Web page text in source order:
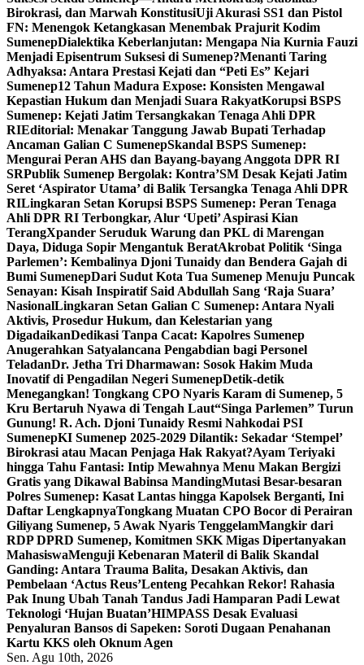
Birokrasi, dan Marwah KonstitusiUji Akurasi SS1 dan Pistol
FN: Menengok Ketangkasan Menembak Prajurit Kodim
SumenepDialektika Keberlanjutan: Mengapa Nia Kurnia Fauzi
Menjadi Episentrum Suksesi di Sumenep?Menanti Taring
Adhyaksa: Antara Prestasi Kejati dan “Peti Es” Kejari
Sumenep12 Tahun Madura Expose: Konsisten Mengawal
Kepastian Hukum dan Menjadi Suara RakyatKorupsi BSPS
Sumenep: Kejati Jatim Tersangkakan Tenaga Ahli DPR
RIEditorial: Menakar Tanggung Jawab Bupati Terhadap
Ancaman Galian C SumenepSkandal BSPS Sumenep:
Mengurai Peran AHS dan Bayang-bayang Anggota DPR RI
SRPublik Sumenep Bergolak: Kontra’SM Desak Kejati Jatim
Seret ‘Aspirator Utama’ di Balik Tersangka Tenaga Ahli DPR
RILingkaran Setan Korupsi BSPS Sumenep: Peran Tenaga
Ahli DPR RI Terbongkar, Alur ‘Upeti’ Aspirasi Kian
TerangXpander Seruduk Warung dan PKL di Marengan
Daya, Diduga Sopir Mengantuk BeratAkrobat Politik ‘Singa
Parlemen’: Kembalinya Djoni Tunaidy dan Bendera Gajah di
Bumi SumenepDari Sudut Kota Tua Sumenep Menuju Puncak
Senayan: Kisah Inspiratif Said Abdullah Sang ‘Raja Suara’
NasionalLingkaran Setan Galian C Sumenep: Antara Nyali
Aktivis, Prosedur Hukum, dan Kelestarian yang
DigadaikanDedikasi Tanpa Cacat: Kapolres Sumenep
Anugerahkan Satyalancana Pengabdian bagi Personel
TeladanDr. Jetha Tri Dharmawan: Sosok Hakim Muda
Inovatif di Pengadilan Negeri SumenepDetik-detik
Menegangkan! Tongkang CPO Nyaris Karam di Sumenep, 5
Kru Bertaruh Nyawa di Tengah Laut“Singa Parlemen” Turun
Gunung! R. Ach. Djoni Tunaidy Resmi Nahkodai PSI
SumenepKI Sumenep 2025-2029 Dilantik: Sekadar ‘Stempel’
Birokrasi atau Macan Penjaga Hak Rakyat?Ayam Teriyaki
hingga Tahu Fantasi: Intip Mewahnya Menu Makan Bergizi
Gratis yang Dikawal Babinsa MandingMutasi Besar-besaran
Polres Sumenep: Kasat Lantas hingga Kapolsek Berganti, Ini
Daftar LengkapnyaTongkang Muatan CPO Bocor di Perairan
Giliyang Sumenep, 5 Awak Nyaris TenggelamMangkir dari
RDP DPRD Sumenep, Komitmen SKK Migas Dipertanyakan
MahasiswaMenguji Kebenaran Materil di Balik Skandal
Ganding: Antara Trauma Balita, Desakan Aktivis, dan
Pembelaan ‘Actus Reus’Lenteng Pecahkan Rekor! Rahasia
Pak Inung Ubah Tanah Tandus Jadi Hamparan Padi Lewat
Teknologi ‘Hujan Buatan’HIMPASS Desak Evaluasi
Penyaluran Bansos di Sapeken: Soroti Dugaan Penahanan
Kartu KKS oleh Oknum Agen
Sen. Agu 10th, 2026